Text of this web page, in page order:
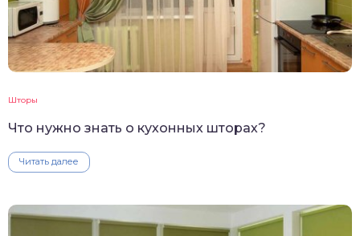
Шторы
Что нужно знать о кухонных шторах?
Читать далее